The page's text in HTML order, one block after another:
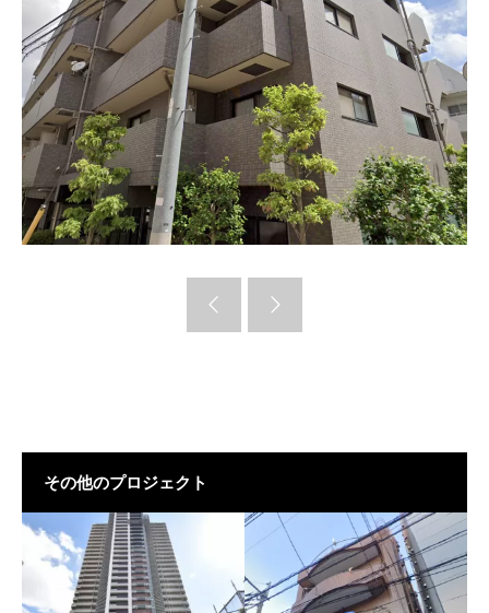
その他のプロジェクト